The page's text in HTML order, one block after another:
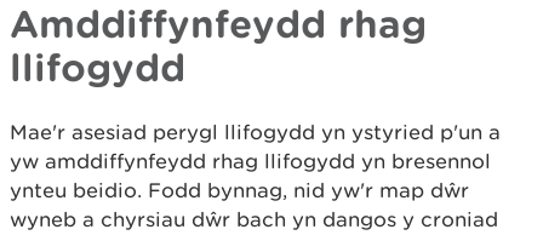
Amddiffynfeydd rhag
llifogydd
Mae'r asesiad perygl llifogydd yn ystyried p'un a
yw amddiffynfeydd rhag llifogydd yn bresennol
ynteu beidio. Fodd bynnag, nid yw'r map dŵr
wyneb a chyrsiau dŵr bach yn dangos y croniad